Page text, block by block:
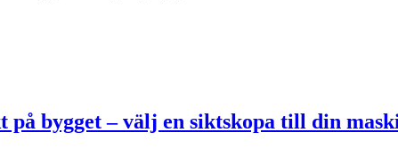
på bygget – välj en siktskopa till din